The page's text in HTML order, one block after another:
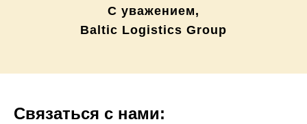
С уважением,
Baltic Logistics Group
Связаться с нами: